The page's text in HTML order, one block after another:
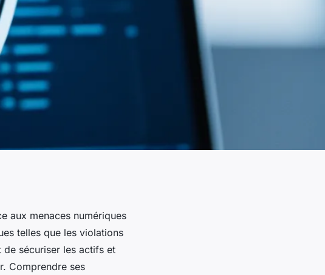
aux menaces numériques
telles que les violations
sécuriser les actifs et
Comprendre ses